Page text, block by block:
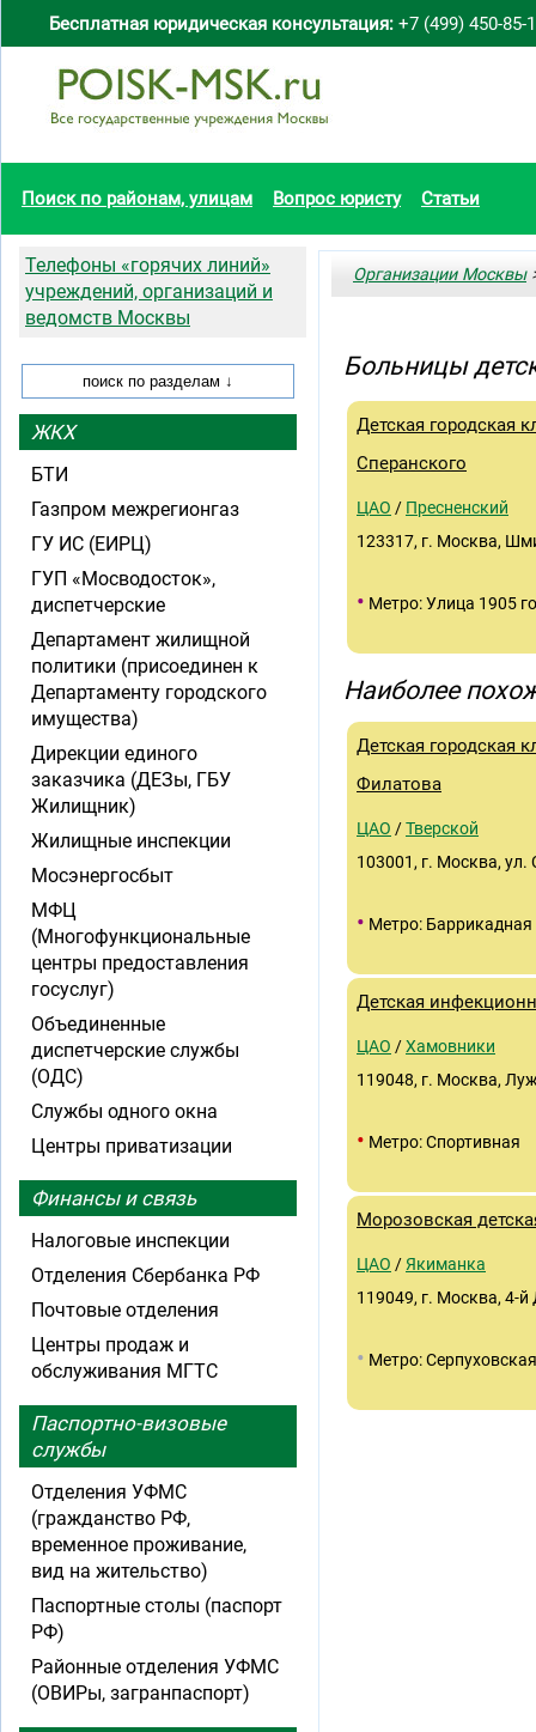
Бесплатная юридическая консультация: +7 (499) 450-85-
Поиск по районам, улицам Вопрос юристу Статьи
Организации Москвы
Больницы
Детская городская
Сперанского
ЦАО / Пресненский
123317, г. Москва,
• Метро: Улица 1905
Наиболее
Детская городская
Филатова
ЦАО /Тверской
103001, г. Москва, ул.
• Метро: Баррикадная
Детская
ЦАО /Хамовники
119048, г. Москва,
• Метро: Спортивная
Морозовская
ЦАО / Якиманка
119049, г. Москва, 4-
• Метро: Серпуховская
Телефоны «горячих линий»
учреждений, организаций и
ведомств Москвы
ЖКХ
БТИ
Газпром межрегионгаз
ГУ ИС (ЕИРЦ)
ГУП «Мосводосток»,
диспетчерские
Департамент жилищной
политики (присоединен к
Департаменту городского
имущества)
Дирекции единого
заказчика (ДЕЗы, ГБУ
Жилищник)
Жилищные инспекции
Мосэнергосбыт
МФЦ
(Многофункциональные
центры предоставления
госуслуг)
Объединенные
диспетчерские службы
(ОДС)
Службы одного окна
Центры приватизации
Финансы и связь
Налоговые инспекции
Отделения Сбербанка РФ
Почтовые отделения
Центры продаж и
обслуживания МГТС
Паспортно-визовые
службы
Отделения УФМС
(гражданство РФ,
временное проживание,
вид на жительство)
Паспортные столы (паспорт
РФ)
Районные отделения УФМС
(ОВИРы, загранпаспорт)